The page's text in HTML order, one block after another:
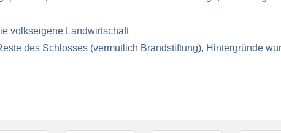
volkseigene Landwirtschaft
des Schlosses (vermutlich Brandstiftung), Hintergründe